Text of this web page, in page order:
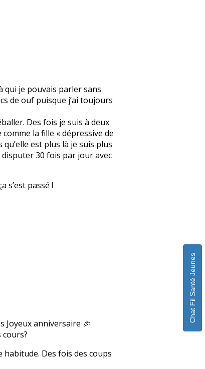
qui je pouvais parler sans
de ouf puisque j’ai toujours
Des fois je suis à deux
comme la fille « dépressive de
est plus là je suis plus
disputer 30 fois par jour avec
s’est passé !
Joyeux anniversaire 🎉
cours?
habitude. Des fois des coups
Chat Fil Santé Jeunes